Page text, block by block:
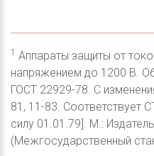
1 Аппараты защиты от
напряжением до 1200 В.
ГОСТ 22929-78. С
81, 11-83. Соответствует
силу 01.01.79]. М.:
(Межгосударственный